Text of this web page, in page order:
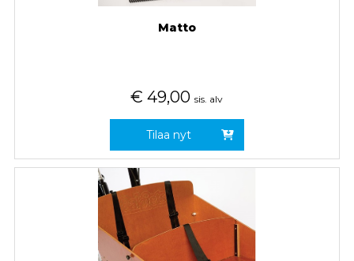
Matto
€ 49,00 sis. alv
Tilaa nyt